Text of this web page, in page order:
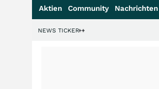
Aktien Community Nachrichten
NEWS TICKER